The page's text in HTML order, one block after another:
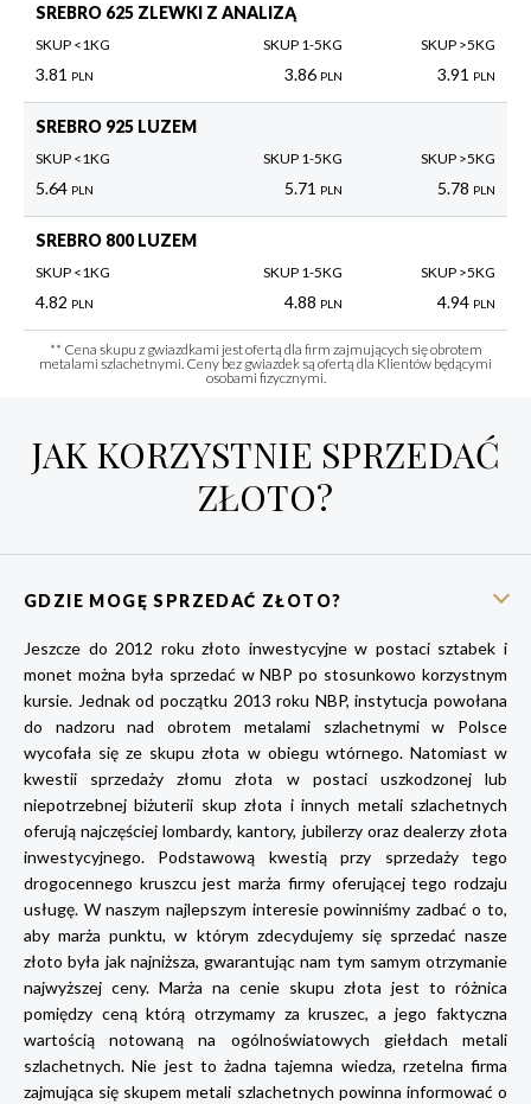
SREBRO 625 ZLEWKI Z ANALIZĄ
SKUP <1KG
3.81 PLN
SKUP 1-5KG
3.86 PLN
SKUP >5KG
3.91 PLN
SREBRO 925 LUZEM
SKUP <1KG
5.64 PLN
SKUP 1-5KG
5.71 PLN
SKUP >5KG
5.78 PLN
SREBRO 800 LUZEM
SKUP <1KG
4.82 PLN
SKUP 1-5KG
4.88 PLN
SKUP >5KG
4.94 PLN
** Cena skupu z gwiazdkami jest ofertą dla firm zajmujących się obrotem
metalami szlachetnymi. Ceny bez gwiazdek są ofertą dla Klientów będącymi
osobami fizycznymi.
JAK KORZYSTNIE SPRZEDAĆ
ZŁOTO?
GDZIE MOGĘ SPRZEDAĆ ZŁOTO?
Jeszcze do 2012 roku złoto inwestycyjne w postaci sztabek i
monet można była sprzedać w NBP po stosunkowo korzystnym
kursie. Jednak od początku 2013 roku NBP, instytucja powołana
do nadzoru nad obrotem metalami szlachetnymi w Polsce
wycofała się ze skupu złota w obiegu wtórnego. Natomiast w
kwestii sprzedaży złomu złota w postaci uszkodzonej lub
niepotrzebnej biżuterii skup złota i innych metali szlachetnych
oferują najczęściej lombardy, kantory, jubilerzy oraz dealerzy złota
inwestycyjnego. Podstawową kwestią przy sprzedaży tego
drogocennego kruszcu jest marża firmy oferującej tego rodzaju
usługę. W naszym najlepszym interesie powinniśmy zadbać o to,
aby marża punktu, w którym zdecydujemy się sprzedać nasze
złoto była jak najniższa, gwarantując nam tym samym otrzymanie
najwyższej ceny. Marża na cenie skupu złota jest to różnica
pomiędzy ceną którą otrzymamy za kruszec, a jego faktyczna
wartością notowaną na ogólnoświatowych giełdach metali
szlachetnych. Nie jest to żadna tajemna wiedza, rzetelna firma
zajmująca się skupem metali szlachetnych powinna informować o